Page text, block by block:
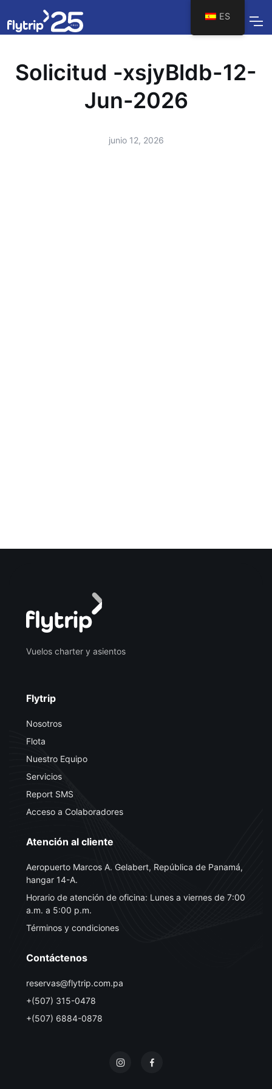
Solicitud -xsjyBldb-12-
Jun-2026
junio 12, 2026
Vuelos charter y asientos
Flytrip
Nosotros
Flota
Nuestro Equipo
Servicios
Report SMS
Acceso a Colaboradores
Atención al cliente
Aeropuerto Marcos A. Gelabert, República de Panamá,
hangar 14-A.
Horario de atención de oficina: Lunes a viernes de 7:00
a.m. a 5:00 p.m.
Términos y condiciones
Contáctenos
reservas@flytrip.com.pa
+(507) 315-0478
+(507) 6884-0878
ES